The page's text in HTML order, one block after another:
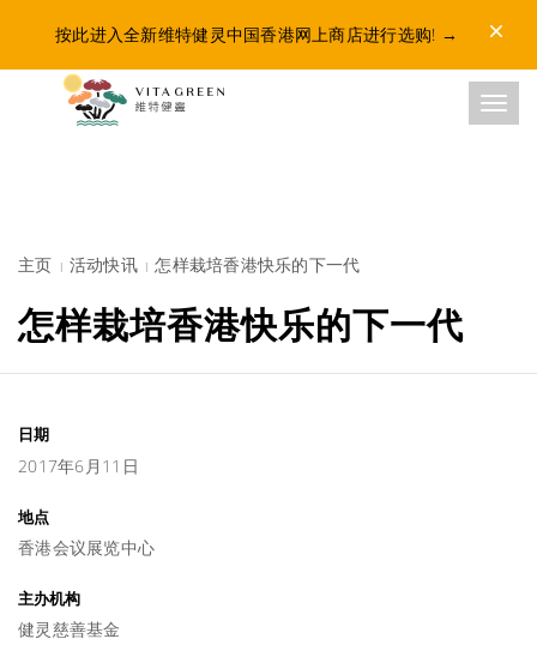
按此进入全新维特健灵中国香港网上商店进行选购! →
主页 活动快讯 怎样栽培香港快乐的下一代
怎样栽培香港快乐的下一代
日期
2017年6月11日
地点
香港会议展览中心
主办机构
健灵慈善基金